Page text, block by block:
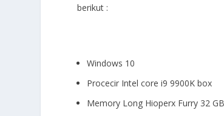
berikut :
Windows 10
Procecir Intel core i9 9900K box
Memory Long Hioperx Furry 32